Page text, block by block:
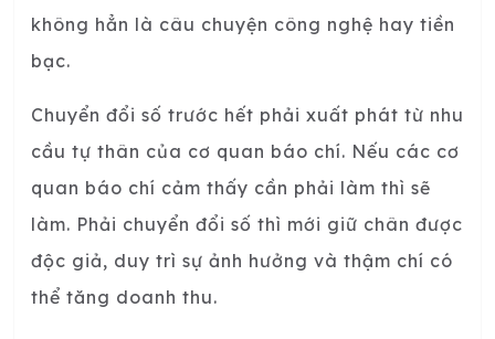
không hẳn là câu chuyện công nghệ hay tiền
bạc.
Chuyển đổi số trước hết phải xuất phát từ nhu
cầu tự thân của cơ quan báo chí. Nếu các cơ
quan báo chí cảm thấy cần phải làm thì sẽ
làm. Phải chuyển đổi số thì mới giữ chân được
độc giả, duy trì sự ảnh hưởng và thậm chí có
thể tăng doanh thu.